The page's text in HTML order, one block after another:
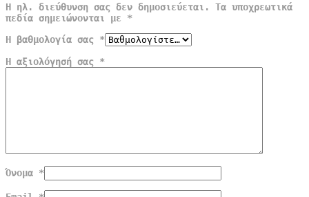
Η ηλ. διεύθυνση σας δεν δημοσιεύεται.
Τα υποχρεωτικά
πεδία σημειώνονται με *
Η βαθμολογία σας *
Η αξιολόγησή σας *
Όνομα *